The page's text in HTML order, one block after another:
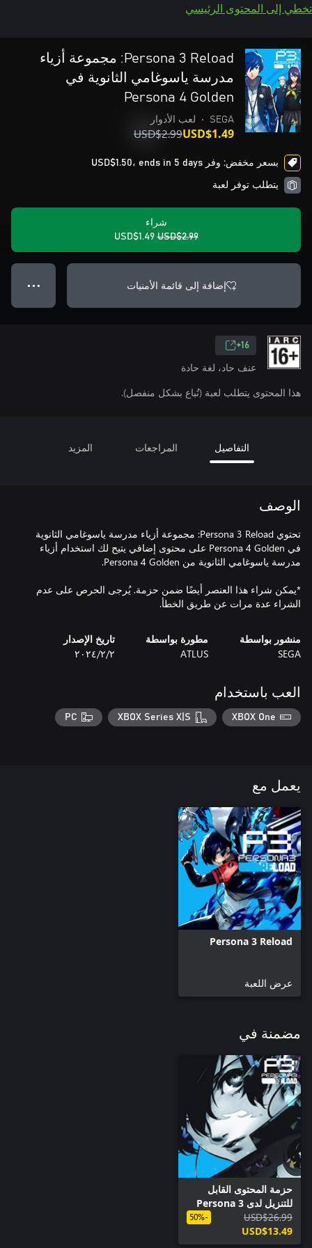
تخطي إلى المحتوى الرئيسي
Persona 3 Reload: مجموعة أزياء
مدرسة ياسوغامي الثانوية في
Persona 4 Golden
SEGA
• لعب الأدوار
USD$2.99USD$1.49
بسعر مخفض: وفر USD$1.50، ends in 5 days
يتطلب توفر لعبة
شراء
USD$2.99
USD$1.49
إضافة إلى قائمة الأمنيات ● ● ●
16+
عنف حاد، لغة حادة
هذا المحتوى يتطلب لعبة (تُباع بشكل منفصل).
التفاصيل المراجعات المزيد
الوصف
تحتوي Persona 3 Reload: مجموعة أزياء مدرسة ياسوغامي الثانوية
في Persona 4 Golden على محتوى إضافي يتيح لك استخدام أزياء
*يمكن شراء هذا العنصر أيضًا ضمن حزمة. يُرجى الحرص على عدم
الشراء عدة مرات عن طريق الخطأ.
منشور بواسطة
SEGA
مطورة بواسطة
ATLUS
تاريخ الإصدار
٢‏/٢‏/٢٠٢٤
العب باستخدام
XBOX One
XBOX Series X|S
PC
يعمل مع
Persona 3 Reload
عرض اللعبة
مضمنة في
حزمة المحتوى القابل
للتنزيل لدى Persona 3
Reload
USD$26.99
USD$13.49
-50%